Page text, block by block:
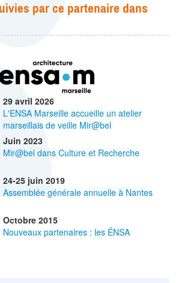
par ce partenaire dans
29 avril 2026
L'ENSA Marseille accueille un atelier
marseillais de veille Mir@bel
Juin 2023
Mir@bel dans Culture et Recherche
24-25 juin 2019
Assemblée générale annuelle à Nantes
Octobre 2015
Nouveaux partenaires : les ÉNSA